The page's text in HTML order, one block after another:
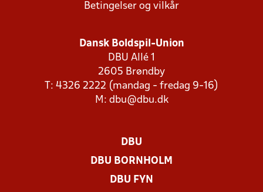
Betingelser og vilkår
Dansk Boldspil-Union
DBU Allé 1
2605 Brøndby
T: 4326 2222 (mandag - fredag 9-16)
M: dbu@dbu.dk
DBU
DBU BORNHOLM
DBU FYN